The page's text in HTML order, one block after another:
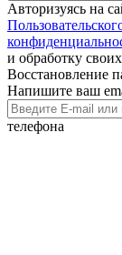
Авторизуясь на
и обработку
Восстановление
Напишите ваш
телефона